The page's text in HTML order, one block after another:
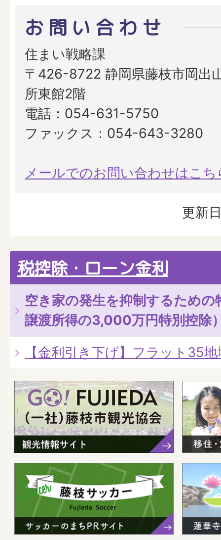
お問い合わせ
住まい戦略課
〒426-8722 静岡県藤枝市岡出
所東館2階
電話：054-631-5750
ファックス：054-643-3280
メールでのお問い合わせはこち
更新
税控除・ローン金利
空き家の発生を抑制するための
譲渡所得の3,000万円特別控除
【金利引き下げ】フラット35